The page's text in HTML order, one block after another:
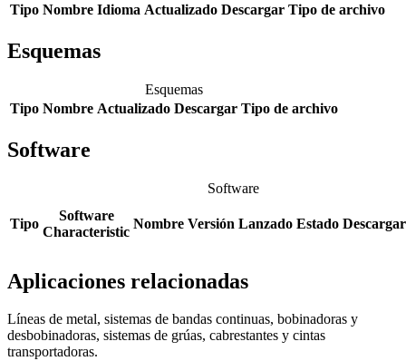
Tipo Nombre Idioma Actualizado Descargar Tipo de archivo
Esquemas
Esquemas
Tipo Nombre Actualizado Descargar Tipo de archivo
Software
Software
Tipo
Software
Characteristic
Nombre Versión Lanzado Estado Descargar
Aplicaciones relacionadas
Líneas de metal, sistemas de bandas continuas, bobinadoras y
desbobinadoras, sistemas de grúas, cabrestantes y cintas
transportadoras.